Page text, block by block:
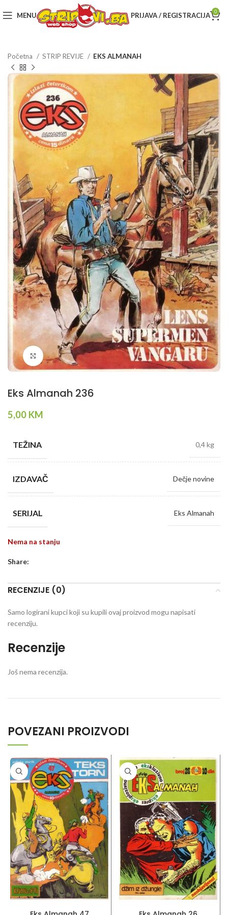
MENU PRIJAVA / REGISTRACIJA 0
Početna STRIP REVIJE EKS ALMANAH
Klikni da povečaš
Eks Almanah 236
5,00 KM
TEŽINA 0,4 kg
IZDAVAČ Dečje novine
SERIJAL Eks Almanah
Nema na stanju
Share:
RECENZIJE (0)
Recenzije
Još nema recenzija.
Samo logirani kupci koji su kupili ovaj proizvod mogu napisati
recenziju.
POVEZANI PROIZVODI